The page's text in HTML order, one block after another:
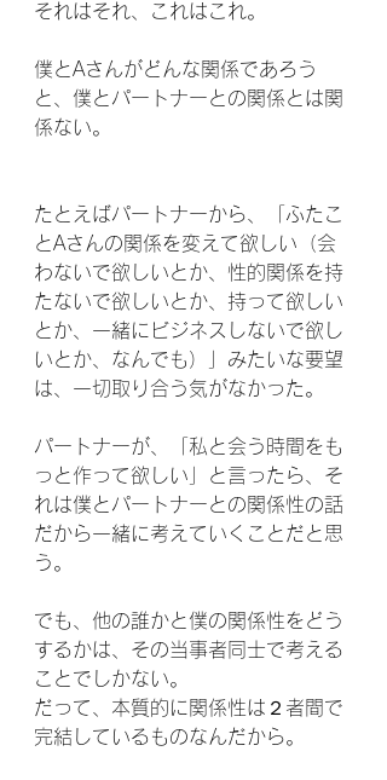
それはそれ、これはこれ。
僕とAさんがどんな関係であろう
と、僕とパートナーとの関係とは関
係ない。
たとえばパートナーから、「ふたこ
とAさんの関係を変えて欲しい（会
わないで欲しいとか、性的関係を持
たないで欲しいとか、持って欲しい
とか、一緒にビジネスしないで欲し
いとか、なんでも）」みたいな要望
は、一切取り合う気がなかった。
パートナーが、「私と会う時間をも
っと作って欲しい」と言ったら、そ
れは僕とパートナーとの関係性の話
だから一緒に考えていくことだと思
う。
でも、他の誰かと僕の関係性をどう
するかは、その当事者同士で考える
ことでしかない。
だって、本質的に関係性は２者間で
完結しているものなんだから。